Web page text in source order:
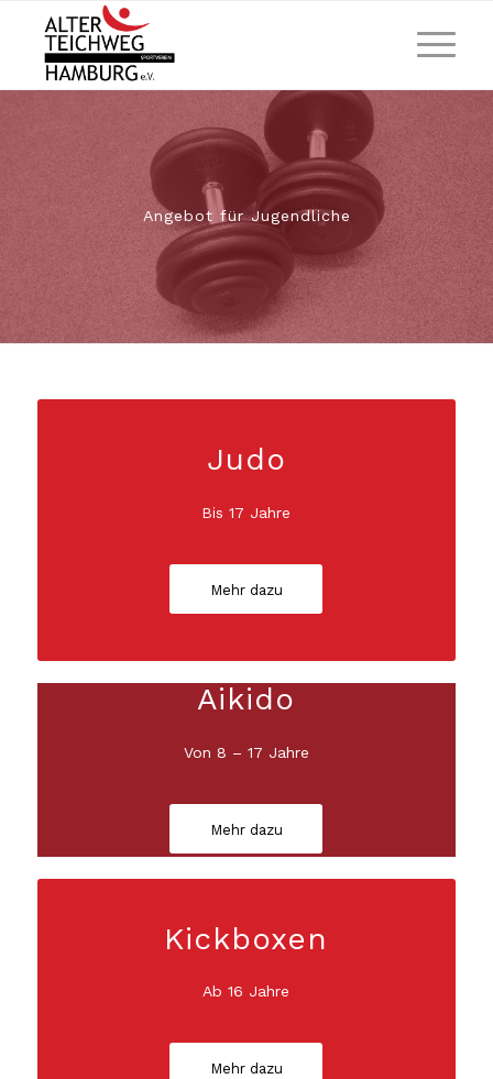
Angebot für Jugendliche
Judo
Bis 17 Jahre
Mehr dazu
Aikido
Von 8 – 17 Jahre
Mehr dazu
Kickboxen
Ab 16 Jahre
Mehr dazu